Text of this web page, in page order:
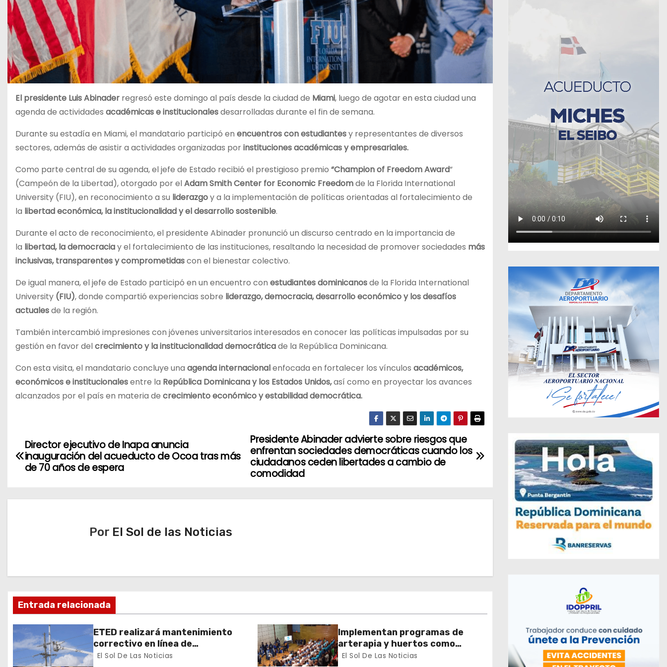
El presidente Luis Abinader regresó este domingo al país desde la ciudad de Miami, luego de agotar en esta ciudad una
agenda de actividades académicas e institucionalesdesarrolladas durante el fin de semana.
Durante su estadía en Miami, el mandatario participó en encuentros conestudiantesy representantes de diversos
sectores, además de asistir a actividades organizadas porinstituciones académicas y empresariales.
Como parte central de su agenda, el jefe de Estado recibió el prestigioso premio “Champion of Freedom Award”
(Campeón de la Libertad), otorgado por elAdam Smith Center for Economic Freedomde la Florida International
University (FIU), en reconocimiento a su liderazgoy a la implementación de políticas orientadas al fortalecimiento de
la libertad económica, la institucionalidad y el desarrollo sostenible.
Durante el acto de reconocimiento, el presidente Abinader pronunció un discurso centrado en la importancia de
la libertad, la democraciay el fortalecimiento de las instituciones, resaltando la necesidad de promover sociedades más
inclusivas, transparentes y comprometidascon el bienestar colectivo.
De igual manera, el jefe de Estado participó en un encuentro con estudiantes dominicanosde la Florida International
University (FIU), donde compartió experiencias sobre liderazgo, democracia, desarrollo económico y los desafíos
actualesde la región.
También intercambió impresiones con jóvenes universitarios interesados en conocer las políticas impulsadas por su
gestión en favor delcrecimiento y la institucionalidad democráticade la República Dominicana.
Con esta visita, el mandatario concluye una agenda internacionalenfocada en fortalecer los vínculos académicos,
económicos e institucionalesentre la República Dominicana y los Estados Unidos,así como en proyectar los avances
alcanzados por el país en materia de crecimiento económico y estabilidad democrática.
N
a
ó
n
d
Presidente Abinader advierte sobre riesgos que
enfrentan sociedades democráticas cuando los
ciudadanos ceden libertades a cambio de
comodidad
Director ejecutivo de Inapa anuncia
inauguración del acueducto de Ocoa tras más
de 70 años de espera
Por El Sol de las Noticias
Entrada relacionada
ETED realizará mantenimiento
correctivo en línea de
transmisión de la región Sur
El Sol De Las Noticias
Implementan programas de
arterapia y huertos como
herramientas para la
El Sol De Las Noticias